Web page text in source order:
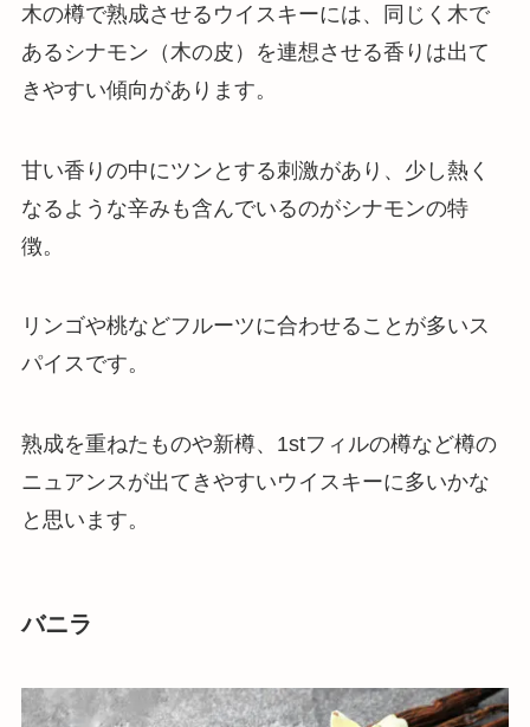
木の樽で熟成させるウイスキーには、同じく木で
あるシナモン（木の皮）を連想させる香りは出て
きやすい傾向があります。
甘い香りの中にツンとする刺激があり、少し熱く
なるような辛みも含んでいるのがシナモンの特
徴。
リンゴや桃などフルーツに合わせることが多いス
パイスです。
熟成を重ねたものや新樽、1stフィルの樽など樽の
ニュアンスが出てきやすいウイスキーに多いかな
と思います。
バニラ